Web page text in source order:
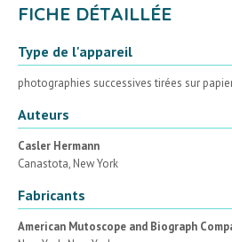
FICHE DÉTAILLÉE
Type de l'appareil
photographies successives tirées sur
Auteurs
Casler Hermann
Canastota, New York
Fabricants
American Mutoscope and Biograph